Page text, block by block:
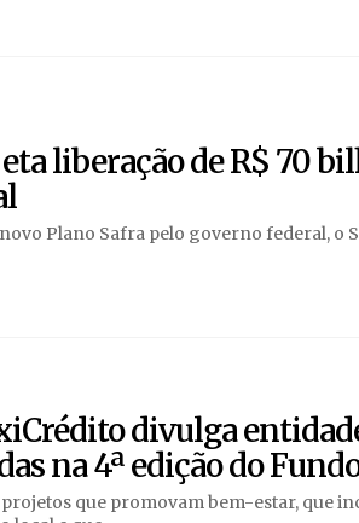
liberação de R$ 70
Plano Safra pelo governo federal, o
divulga
na 4ª edição do
que promovam bem-estar, que